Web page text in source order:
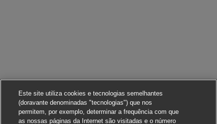
Este site utiliza cookies e tecnologias semelhantes
(doravante denominadas "tecnologias") que nos
permitem, por exemplo, determinar a frequência com que
as nossas páginas da Internet são visitadas e o número